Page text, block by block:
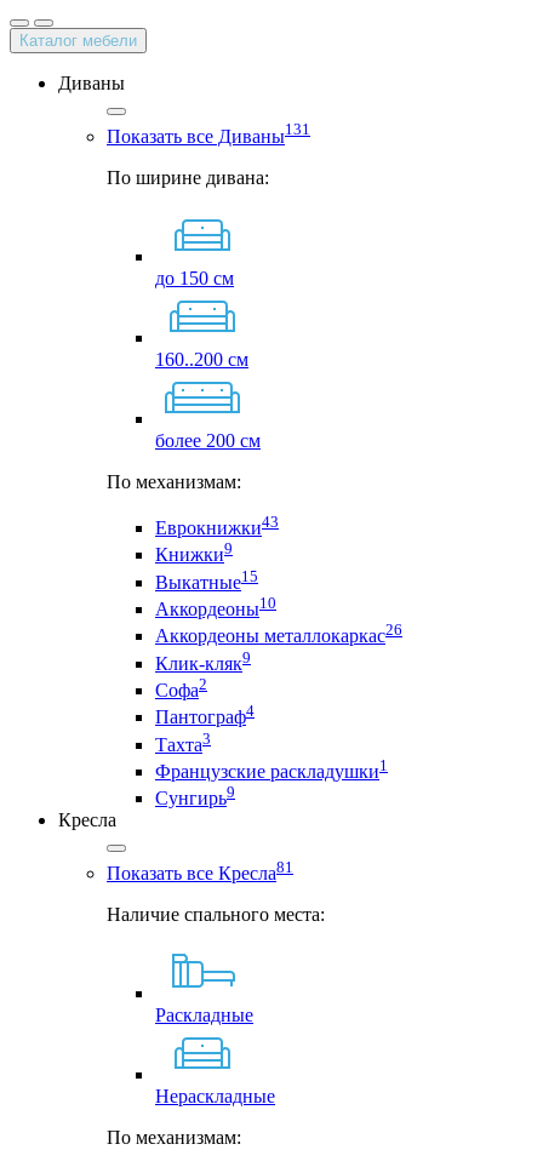
Каталог мебели
Диваны
Показать все Диваны131
По ширине дивана:
до 150 см
160..200 см
более 200 см
По механизмам:
Еврокнижки43
Книжки9
Выкатные15
Аккордеоны10
Аккордеоны металлокаркас26
Клик-кляк9
Софа2
Пантограф4
Тахта3
Французские раскладушки1
Сунгирь9
Кресла
Показать все Кресла81
Наличие спального места:
Раскладные
Нераскладные
По механизмам: